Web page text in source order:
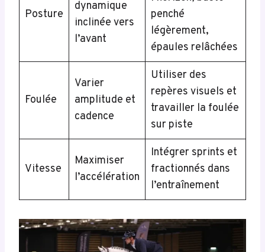
Posture
dynamique
inclinée vers
l’avant
penché
légèrement,
épaules relâchées
Foulée
Varier
amplitude et
cadence
Utiliser des
repères visuels et
travailler la foulée
sur piste
Vitesse
Maximiser
l’accélération
Intégrer sprints et
fractionnés dans
l’entraînement